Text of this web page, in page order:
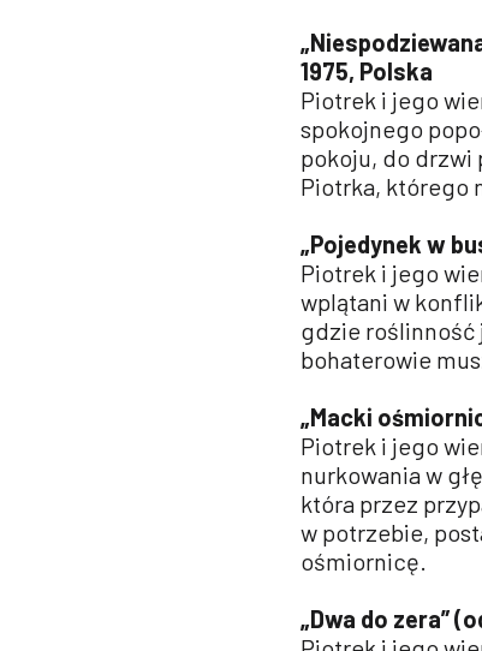
1975, Polska
Piotrek i jego
spokojnego
pokoju, do drzwi
Piotrka, którego
„Pojedynek w
Piotrek i jego
wplątani w
gdzie roślinność
bohaterowie
„Macki
Piotrek i jego
nurkowania w
która przez
w potrzebie,
ośmiornicę.
„Dwa do zera”